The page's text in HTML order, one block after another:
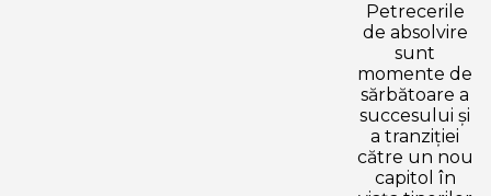
Petrecerile
de absolvire
sunt
momente de
sărbătoare a
succesului și
a tranziției
către un nou
capitol în